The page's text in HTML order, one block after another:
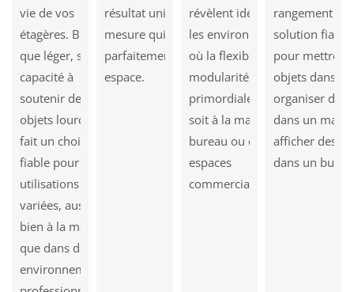
vie de vos
étagères. Bien
que léger, sa
capacité à
soutenir des
objets lourds en
fait un choix
fiable pour des
utilisations
variées, aussi
bien à la maison
que dans des
environnements
résultat unique et sur
mesure qui s’adapte
parfaitement à votre
espace.
révèlent idéales pour
les environnements
où la flexibilité et la
modularité sont
primordiales, que ce
soit à la maison, au
bureau ou dans les
espaces
commerciaux.
rangement
solution
pour mettre
objets dans
organiser des
dans un
afficher des
dans un